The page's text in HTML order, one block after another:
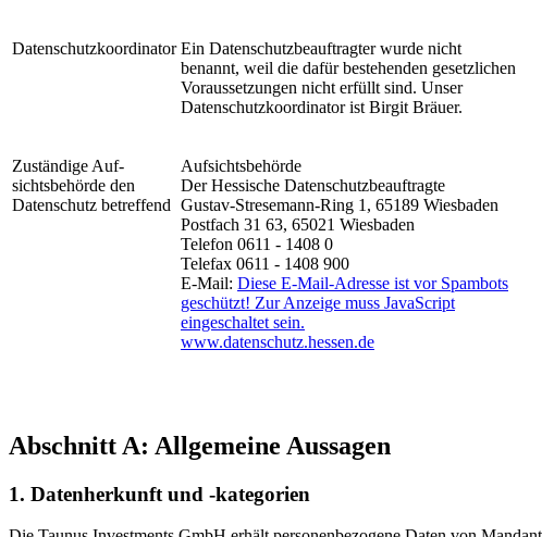
Datenschutzkoordinator Ein Datenschutzbeauftragter wurde nicht
benannt, weil die dafür bestehenden gesetzlichen
Voraussetzungen nicht erfüllt sind. Unser
Datenschutzkoordinator ist Birgit Bräuer.
Zuständige Auf­
sichtsbehörde den
Datenschutz betreffend
Aufsichtsbehörde
Der Hessische Datenschutzbeauftragte
Gustav-Stresemann-Ring 1, 65189 Wiesbaden
Postfach 31 63, 65021 Wiesbaden
Telefon 0611 - 1408 0
Telefax 0611 - 1408 900
E-Mail: Diese E-Mail-Adresse ist vor Spambots
geschützt! Zur Anzeige muss JavaScript
eingeschaltet sein.
www.datenschutz.hessen.de
Abschnitt A: Allgemeine Aussagen
1. Datenherkunft und -kategorien